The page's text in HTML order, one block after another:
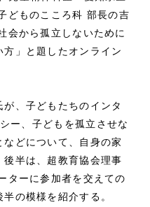
どものこころ科 部長の吉
会から孤立しないために
」と題したオンライン
、子どもたちのインタ
ー、子どもを孤立させな
どについて、自身の家
半は、超教育協会理事
ターに参加者を交えての
の模様を紹介する。